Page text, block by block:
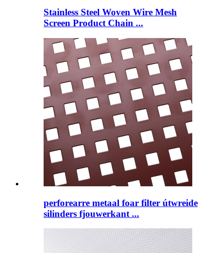
Stainless Steel Woven Wire Mesh
Screen Product Chain ...
perforearre metaal foar filter útwreide
silinders fjouwerkant ...